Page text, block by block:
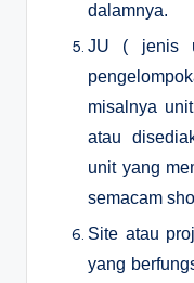
dalamnya.
JU ( jenis
misalnya
atau
unit yang
semacam
Site atau
yang